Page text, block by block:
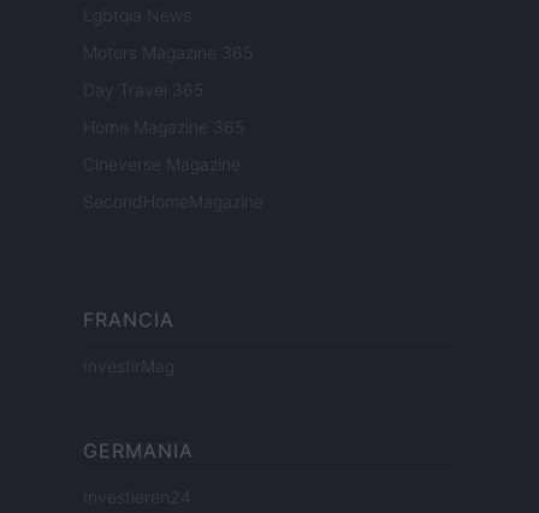
Lgbtqia News
Motors Magazine 365
Day Travel 365
Home Magazine 365
Cineverse Magazine
SecondHomeMagazine
FRANCIA
InvestirMag
GERMANIA
Investieren24